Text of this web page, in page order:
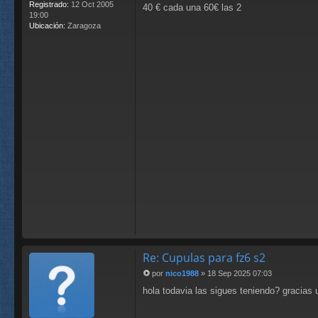
Registrado: 12 Oct 2005
19:00
Ubicación: Zaragoza
40 € cada una 60€ las 2
Re: Cupulas para fz6 s2
e
por nico1988 » 18 Sep 2025 07:03
hola todavia las sigues teniendo? gracias